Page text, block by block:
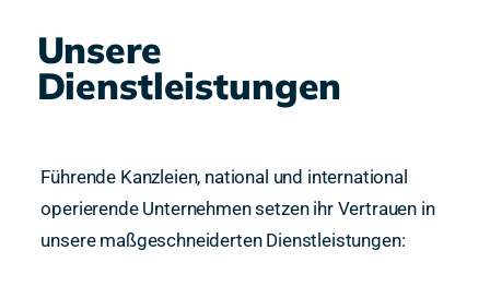
Unsere
Dienstleistungen
Führende Kanzleien, national und international
operierende Unternehmen setzen ihr Vertrauen in
unsere maßgeschneiderten Dienstleistungen: